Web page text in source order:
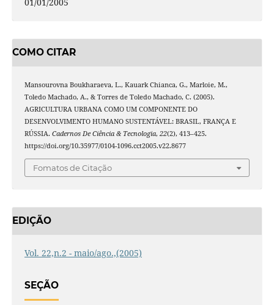
COMO CITAR
Mansourovna Boukharaeva, L., Kauark Chianca, G., Marloie, M.,
Toledo Machado, A., & Torres de Toledo Machado, C. (2005).
AGRICULTURA URBANA COMO UM COMPONENTE DO
DESENVOLVIMENTO HUMANO SUSTENTÁVEL: BRASIL, FRANÇA E
RÚSSIA. Cadernos De Ciência & Tecnologia, 22(2), 413–425.
https://doi.org/10.35977/0104-1096.cct2005.v22.8677
Fomatos de Citação
EDIÇÃO
Vol. 22,n.2 - maio/ago.,(2005)
SEÇÃO